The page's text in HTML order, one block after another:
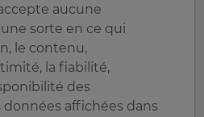
aucune
sorte en ce qui
le contenu,
la fiabilité,
des
affichées dans